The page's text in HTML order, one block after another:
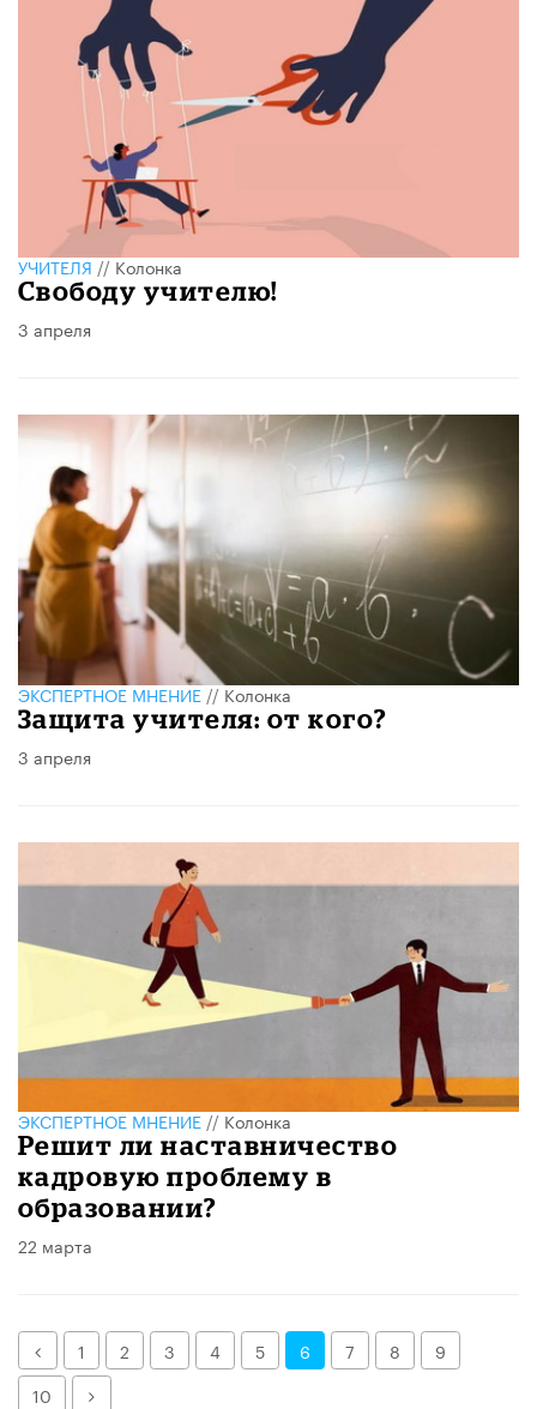
УЧИТЕЛЯ//Колонка
Свободу учителю!
3 апреля
ЭКСПЕРТНОЕ МНЕНИЕ//Колонка
Защита учителя: от кого?
3 апреля
ЭКСПЕРТНОЕ МНЕНИЕ//Колонка
Решит ли наставничество
кадровую проблему в
образовании?
22 марта
Назад1 2 3 4 5 6 7 8
9
10
Далее